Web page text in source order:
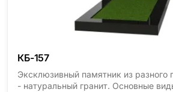
КБ-157
Эксклюзивный памятник из разного
- натуральный гранит. Основные